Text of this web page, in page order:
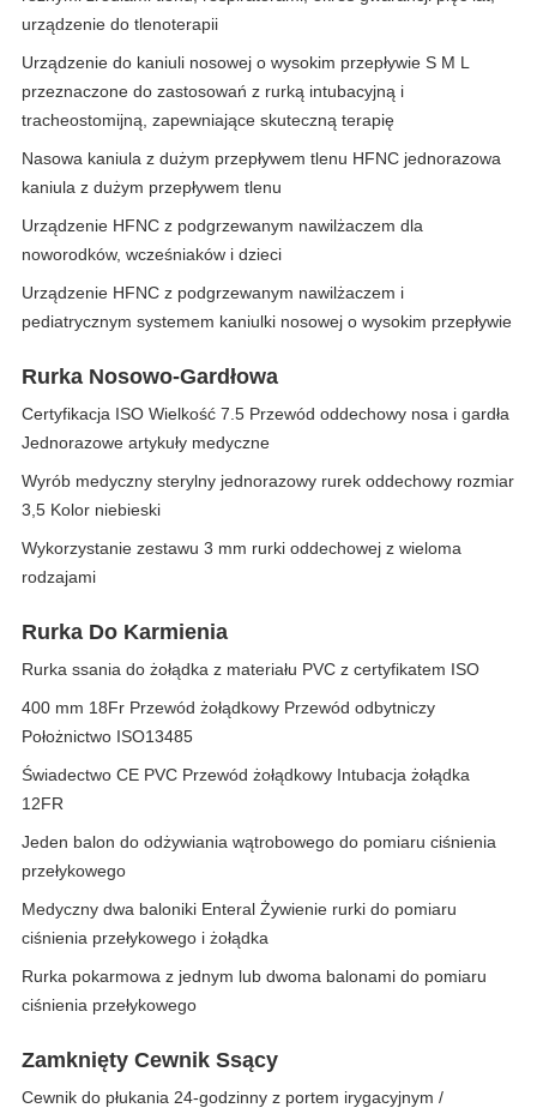
urządzenie do tlenoterapii
Urządzenie do kaniuli nosowej o wysokim przepływie S M L
przeznaczone do zastosowań z rurką intubacyjną i
tracheostomijną, zapewniające skuteczną terapię
Nasowa kaniula z dużym przepływem tlenu HFNC jednorazowa
kaniula z dużym przepływem tlenu
Urządzenie HFNC z podgrzewanym nawilżaczem dla
noworodków, wcześniaków i dzieci
Urządzenie HFNC z podgrzewanym nawilżaczem i
pediatrycznym systemem kaniulki nosowej o wysokim przepływie
Rurka Nosowo-Gardłowa
Certyfikacja ISO Wielkość 7.5 Przewód oddechowy nosa i gardła
Jednorazowe artykuły medyczne
Wyrób medyczny sterylny jednorazowy rurek oddechowy rozmiar
3,5 Kolor niebieski
Wykorzystanie zestawu 3 mm rurki oddechowej z wieloma
rodzajami
Rurka Do Karmienia
Rurka ssania do żołądka z materiału PVC z certyfikatem ISO
400 mm 18Fr Przewód żołądkowy Przewód odbytniczy
Położnictwo ISO13485
Świadectwo CE PVC Przewód żołądkowy Intubacja żołądka
12FR
Jeden balon do odżywiania wątrobowego do pomiaru ciśnienia
przełykowego
Medyczny dwa baloniki Enteral Żywienie rurki do pomiaru
ciśnienia przełykowego i żołądka
Rurka pokarmowa z jednym lub dwoma balonami do pomiaru
ciśnienia przełykowego
Zamknięty Cewnik Ssący
Cewnik do płukania 24-godzinny z portem irygacyjnym /